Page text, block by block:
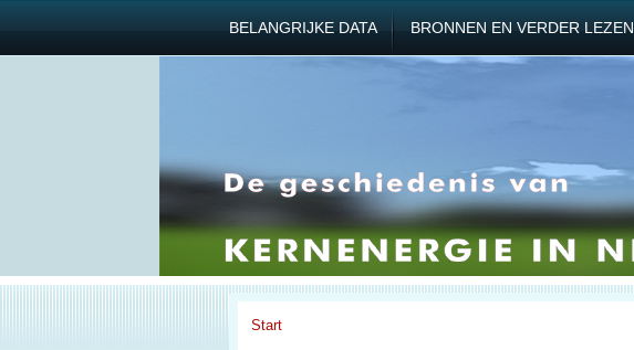
BELANGRIJKE DATA BRONNEN EN VERDER LEZEN
Start